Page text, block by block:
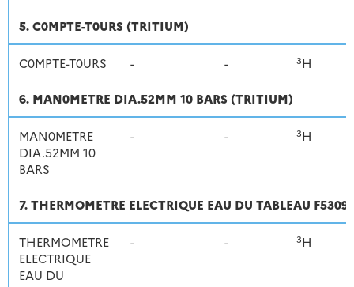
5. C0MPTE-T0URS (TRITIUM)
C0MPTE-T0URS - - 3H
6. MAN0METRE DIA.52MM 10 BARS (TRITIUM)
MAN0METRE
DIA.52MM 10
BARS
- - 3H
7. THERMOMETRE ELECTRIQUE EAU DU TABLEAU
THERMOMETRE
ELECTRIQUE
EAU DU
- - 3H